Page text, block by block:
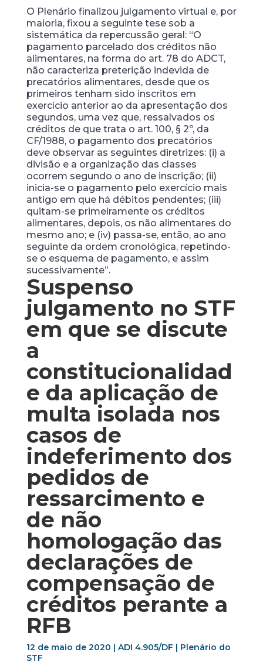
O Plenário finalizou julgamento virtual e, por
maioria, fixou a seguinte tese sob a
sistemática da repercussão geral: “O
pagamento parcelado dos créditos não
alimentares, na forma do art. 78 do ADCT,
não caracteriza preterição indevida de
precatórios alimentares, desde que os
primeiros tenham sido inscritos em
exercício anterior ao da apresentação dos
segundos, uma vez que, ressalvados os
créditos de que trata o art. 100, § 2º, da
CF/1988, o pagamento dos precatórios
deve observar as seguintes diretrizes: (i) a
divisão e a organização das classes
ocorrem segundo o ano de inscrição; (ii)
inicia-se o pagamento pelo exercício mais
antigo em que há débitos pendentes; (iii)
quitam-se primeiramente os créditos
alimentares, depois, os não alimentares do
mesmo ano; e (iv) passa-se, então, ao ano
seguinte da ordem cronológica, repetindo-
se o esquema de pagamento, e assim
sucessivamente”.
Suspenso
julgamento no STF
em que se discute
a
constitucionalidad
e da aplicação de
multa isolada nos
casos de
indeferimento dos
pedidos de
ressarcimento e
de não
homologação das
declarações de
compensação de
créditos perante a
RFB
12 de maio de 2020 | ADI 4.905/DF | Plenário do
STF